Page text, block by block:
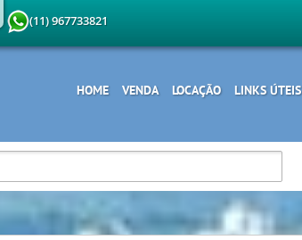
(11) 967733821
HOME VENDA LOCAÇÃO LINKS ÚTEIS